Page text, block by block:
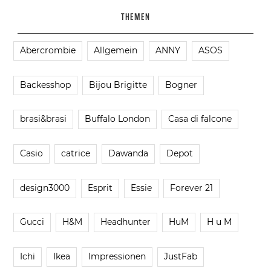
THEMEN
Abercrombie Allgemein ANNY ASOS
Backesshop Bijou Brigitte Bogner
brasi&brasi Buffalo London Casa di falcone
Casio catrice Dawanda Depot
design3000 Esprit Essie Forever 21
Gucci H&M Headhunter HuM H u M
Ichi Ikea Impressionen JustFab